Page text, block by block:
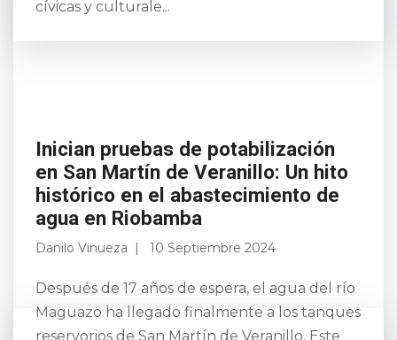
cívicas y culturale...
Inician pruebas de potabilización
en San Martín de Veranillo: Un hito
histórico en el abastecimiento de
agua en Riobamba
Danilo Vinueza 10 Septiembre 2024
Después de 17 años de espera, el agua del río
Maguazo ha llegado finalmente a los tanques
reservorios de San Martín de Veranillo. Este